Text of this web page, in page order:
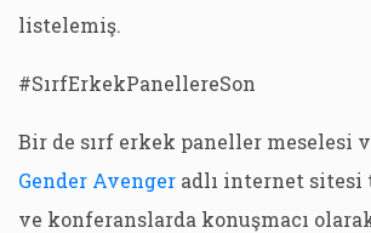
listelemiş.
#SırfErkekPanellereSon
Bir de sırf erkek paneller meselesi
Gender Avenger adlı internet
ve konferanslarda konuşmacı